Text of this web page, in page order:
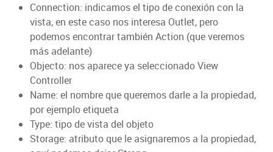
Connection: indicamos el tipo de conexión con la
vista, en este caso nos interesa Outlet, pero
podemos encontrar también Action (que veremos
más adelante)
Objecto: nos aparece ya seleccionado View
Controller
Name: el nombre que queremos darle a la propiedad,
por ejemplo etiqueta
Type: tipo de vista del objeto
Storage: atributo que le asignaremos a la propiedad,